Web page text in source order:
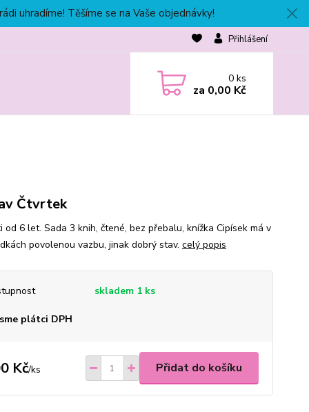
uhradíme! Těšíme se na Vaše objednávky!
Přihlášení
0ks
za 0,00 Kč
Čtvrtek
od 6 let. Sada 3 knih, čtené, bez přebalu, knížka Cipísek má v
povolenou vazbu, jinak dobrý stav. celý popis
skladem 1 ks
plátci DPH
Kč/ks Přidat do košíku